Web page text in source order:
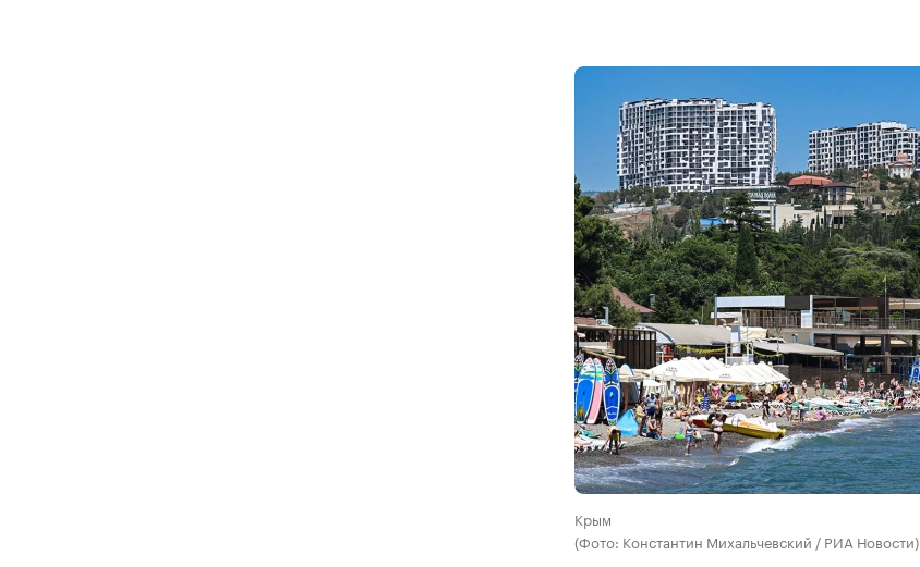
Крым
(Фото: Константин Михальчевский / РИА Новости)